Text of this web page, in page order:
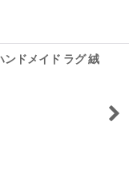
ドメイド ラグ 絨